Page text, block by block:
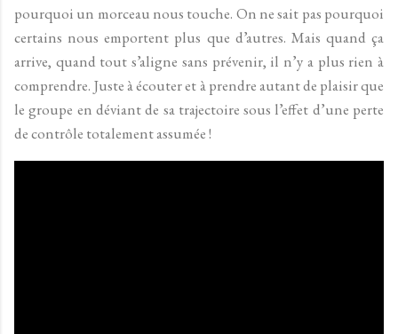
pourquoi un morceau nous touche. On ne sait pas pourquoi
certains nous emportent plus que d’autres. Mais quand ça
arrive, quand tout s’aligne sans prévenir, il n’y a plus rien à
comprendre. Juste à écouter et à prendre autant de plaisir que
le groupe en déviant de sa trajectoire sous l’effet d’une perte
de contrôle totalement assumée !